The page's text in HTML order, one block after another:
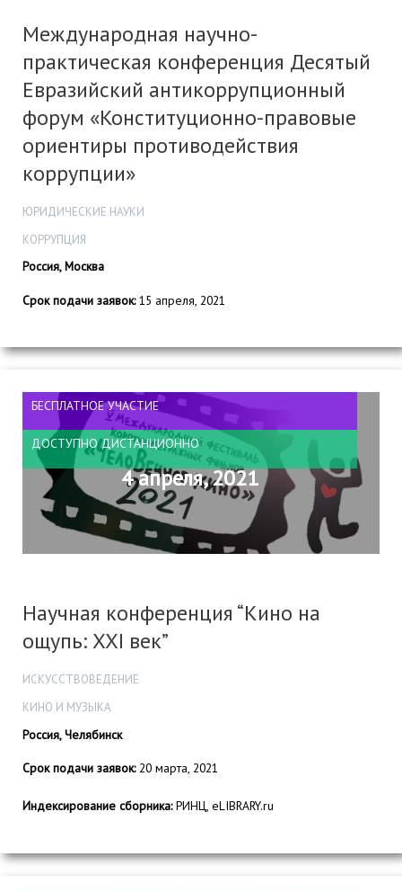
Международная научно-
практическая конференция Десятый
Евразийский антикоррупционный
форум «Конституционно-правовые
ориентиры противодействия
коррупции»
ЮРИДИЧЕСКИЕ НАУКИ
КОРРУПЦИЯ
Россия, Москва
Срок подачи заявок:15 апреля, 2021
БЕСПЛАТНОЕ УЧАСТИЕ
ДОСТУПНО ДИСТАНЦИОННО
4 апреля, 2021
Научная конференция “Кино на
ощупь: XXI век”
ИСКУССТВОВЕДЕНИЕ
КИНО И МУЗЫКА
Россия, Челябинск
Срок подачи заявок:20 марта, 2021
Индексирование сборника:РИНЦ, eLIBRARY.ru